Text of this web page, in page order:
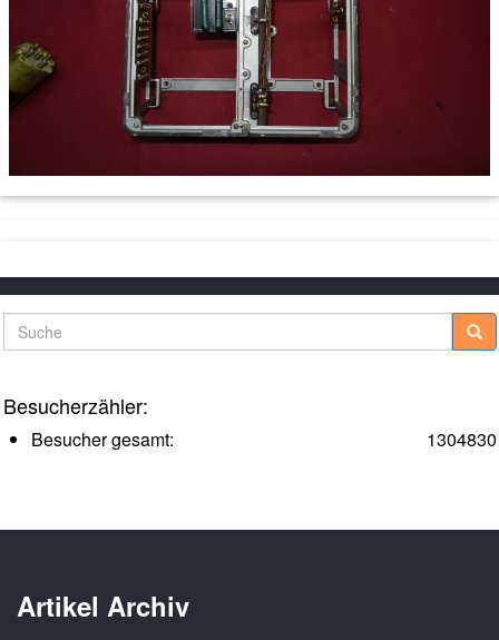
Suche
Besucherzähler:
1304830
Besucher gesamt:
Artikel Archiv